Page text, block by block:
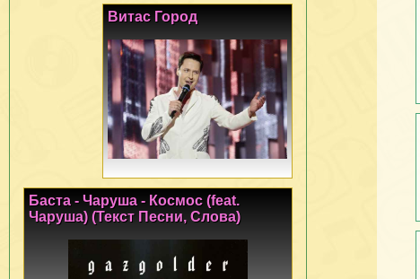
Витас Город
Баста - Чаруша - Космос (feat.
Чаруша) (Текст Песни, Слова)